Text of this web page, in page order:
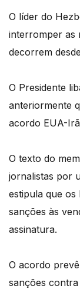
O líder do
interromper as
decorrem
O Presidente
anteriormente
acordo EUA-
O texto do
jornalistas por
estipula que os
sanções às
assinatura.
O acordo
sanções